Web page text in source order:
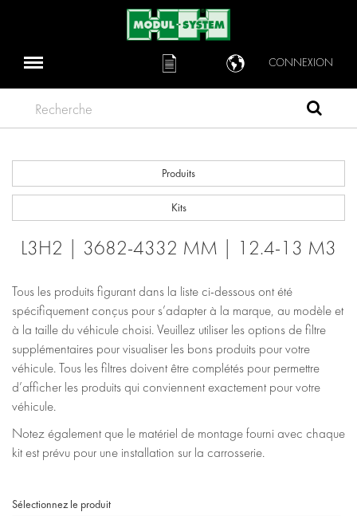
CONNEXION
Recherche
Produits
Kits
L3H2 | 3682-4332 MM | 12.4-13 M3
Tous les produits figurant dans la liste ci-dessous ont été
spécifiquement conçus pour s’adapter à la marque, au modèle et
à la taille du véhicule choisi. Veuillez utiliser les options de filtre
supplémentaires pour visualiser les bons produits pour votre
véhicule. Tous les filtres doivent être complétés pour permettre
d’afficher les produits qui conviennent exactement pour votre
véhicule.
Notez également que le matériel de montage fourni avec chaque
kit est prévu pour une installation sur la carrosserie.
Sélectionnez le produit